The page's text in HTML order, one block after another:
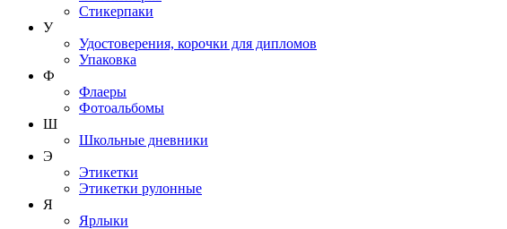
Стикерпаки
У
Удостоверения, корочки для дипломов
Упаковка
Ф
Флаеры
Фотоальбомы
Ш
Школьные дневники
Э
Этикетки
Этикетки рулонные
Я
Ярлыки